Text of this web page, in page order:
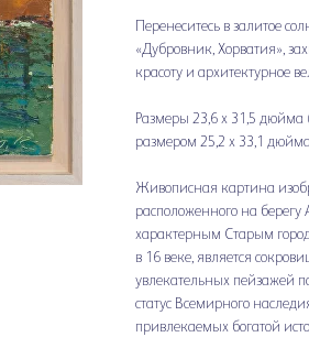
Перенеситесь в залитое
«Дубровник, Хорватия»,
красоту и архитектурное
Размеры 23,6 x 31,5 дюйма
размером 25,2 x 33,1
Живописная картина
расположенного на
характерным Старым
в 16 веке, является
увлекательных пейзажей
статус Всемирного
привлекаемых богатой